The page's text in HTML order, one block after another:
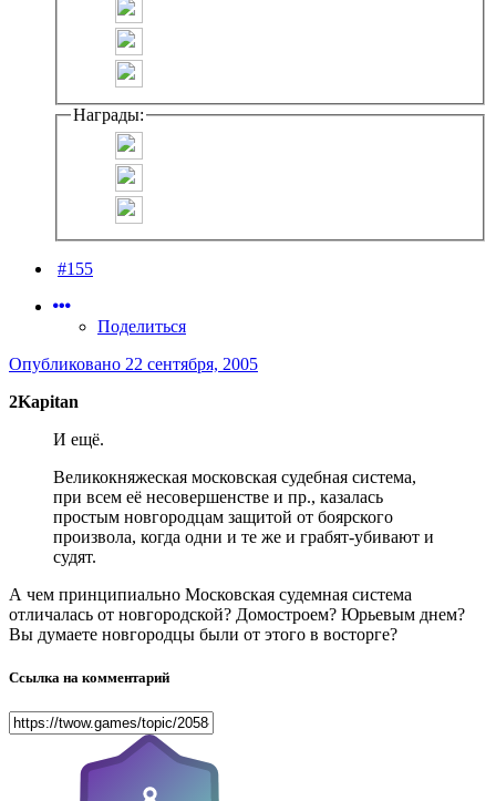
Награды:
#155
Поделиться
Опубликовано 22 сентября, 2005
2Kapitan
И ещё.
Великокняжеская московская судебная система,
при всем её несовершенстве и пр., казалась
простым новгородцам защитой от боярского
произвола, когда одни и те же и грабят-убивают и
судят.
А чем принципиально Московская судемная система
отличалась от новгородской? Домостроем? Юрьевым днем?
Вы думаете новгородцы были от этого в восторге?
Ссылка на комментарий